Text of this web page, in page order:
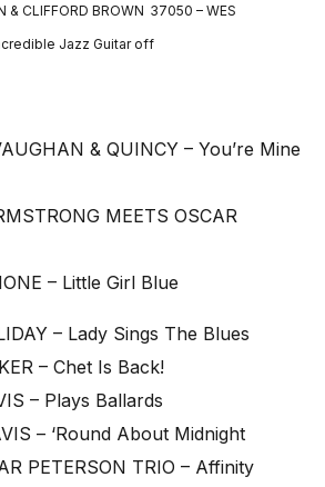
& CLIFFORD BROWN 37050 – WES
Jazz Guitar off
& QUINCY – You’re Mine
MEETS OSCAR
– Little Girl Blue
– Lady Sings The Blues
– Chet Is Back!
– Plays Ballards
– ‘Round About Midnight
PETERSON TRIO – Affinity